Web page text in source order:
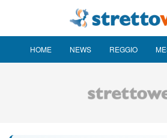
HOME NEWS REGGIO